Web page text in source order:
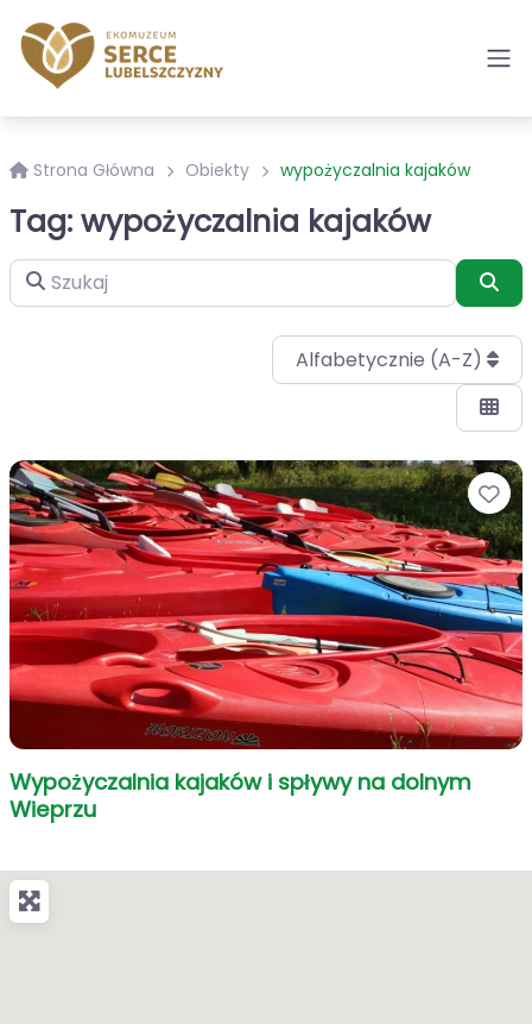
Strona Główna Obiekty wypożyczalnia kajaków
Tag: wypożyczalnia kajaków
Szukaj
Alfabetycznie (A-Z)
Wypożyczalnia kajaków i spływy na dolnym
Wieprzu